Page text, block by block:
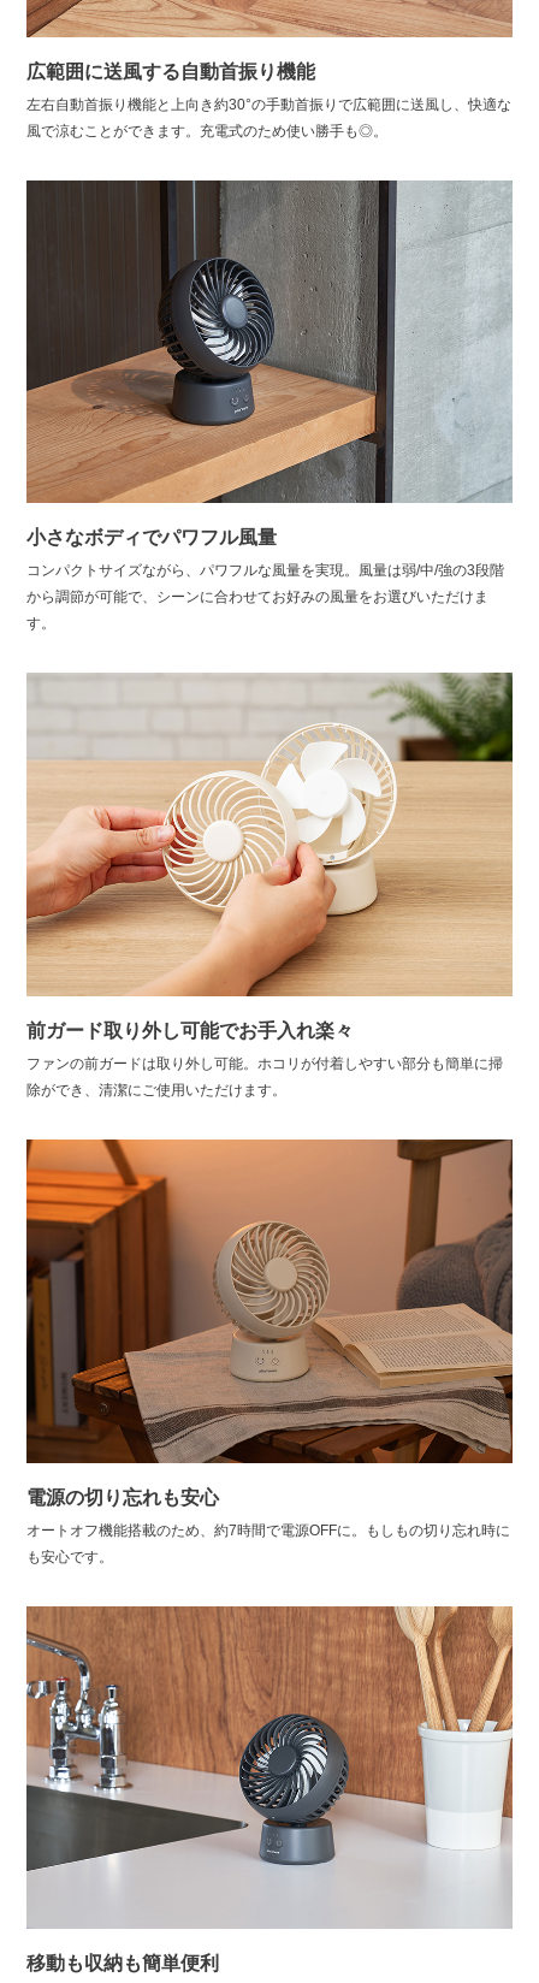
広範囲に送風する自動首振り機能
左右自動首振り機能と上向き約30°の手動首振りで広範囲に送風し、快適な
風で涼むことができます。充電式のため使い勝手も◎。
小さなボディでパワフル風量
コンパクトサイズながら、パワフルな風量を実現。風量は弱/中/強の3段階
から調節が可能で、シーンに合わせてお好みの風量をお選びいただけま
す。
前ガード取り外し可能でお手入れ楽々
ファンの前ガードは取り外し可能。ホコリが付着しやすい部分も簡単に掃
除ができ、清潔にご使用いただけます。
電源の切り忘れも安心
オートオフ機能搭載のため、約7時間で電源OFFに。もしもの切り忘れ時に
も安心です。
移動も収納も簡単便利